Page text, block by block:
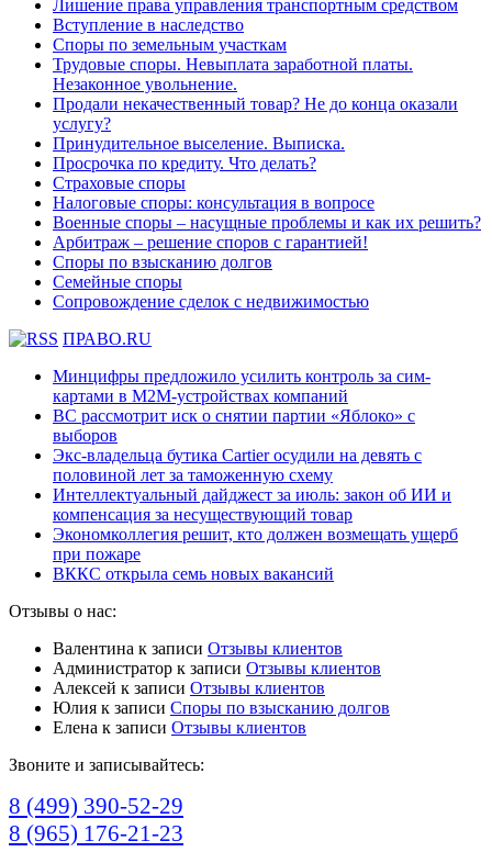
Лишение права управления транспортным средством
Вступление в наследство
Споры по земельным участкам
Трудовые споры. Невыплата заработной платы.
Незаконное увольнение.
Продали некачественный товар? Не до конца оказали
услугу?
Принудительное выселение. Выписка.
Просрочка по кредиту. Что делать?
Страховые споры
Налоговые споры: консультация в вопросе
Военные споры – насущные проблемы и как их решить?
Арбитраж – решение споров с гарантией!
Споры по взысканию долгов
Семейные споры
Сопровождение сделок с недвижимостью
ПРАВО.RU
Минцифры предложило усилить контроль за сим-
картами в M2M-устройствах компаний
ВС рассмотрит иск о снятии партии «Яблоко» с
выборов
Экс-владельца бутика Cartier осудили на девять с
половиной лет за таможенную схему
Интеллектуальный дайджест за июль: закон об ИИ и
компенсация за несуществующий товар
Экономколлегия решит, кто должен возмещать ущерб
при пожаре
ВККС открыла семь новых вакансий
Отзывы о нас:
Валентина к записи Отзывы клиентов
Администратор к записи Отзывы клиентов
Алексей к записи Отзывы клиентов
Юлия к записи Споры по взысканию долгов
Елена к записи Отзывы клиентов
Звоните и записывайтесь:
8 (499) 390-52-29
8 (965) 176-21-23